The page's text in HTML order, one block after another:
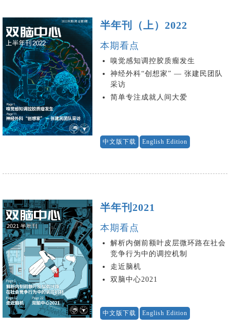
半年刊（上）2022
本期看点
嗅觉感知调控胶质瘤发生
神经外科“创想家” — 张建民团队
采访
简单专注成就人间大爱
中文版下载 English Edition
半年刊2021
本期看点
解析内侧前额叶皮层微环路在社会
竞争行为中的调控机制
走近脑机
双脑中心2021
中文版下载 English Edition